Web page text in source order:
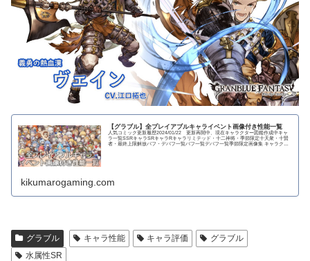
【グラブル】全プレイアブルキャライベント画像付き性能一覧
人気コミック更新履歴2024/01/22 更新再開中、現在キャラクター図鑑作成中キャ
ラ一覧SSRキャラSRキャラRキャラリミテッド・十二神将・季節限定十天衆・十賢
者・最終上限解放バフ・デバフ一覧バフ一覧デバフ一覧季節限定画像集 キャラクタ
kikumarogaming.com
グラブル キャラ性能 キャラ評価
グラブル
水属性SR